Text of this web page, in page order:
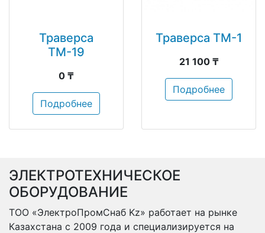
Траверса
ТМ-19
0 ₸
Подробнее
Траверса ТМ-1
21 100 ₸
Подробнее
ЭЛЕКТРОТЕХНИЧЕСКОЕ
ОБОРУДОВАНИЕ
ТОО «ЭлектроПромСнаб Kz» работает на рынке
Казахстана с 2009 года и специализируется на